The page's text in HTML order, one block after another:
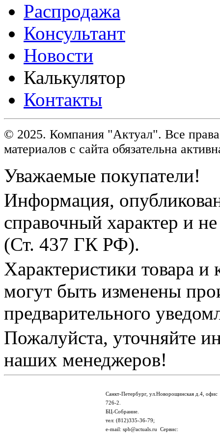
Распродажа
Консультант
Новости
Калькулятор
Контакты
© 2025. Компания "Актуал". Все
материалов с сайта обязательна
Уважаемые покупатели!
Информация,
справочный характер и
(Ст. 437 ГК РФ).
Характеристики товара и
могут быть изменены
предварительного
Пожалуйста, уточняйте
наших менеджеров!
Санкт-Петербург, ул.Новорощинская д.4, офис
726-2.
БЦ-Собрание.
тел: (812)335-36-79;
e-mail: spb@actuals.ru Сервис: